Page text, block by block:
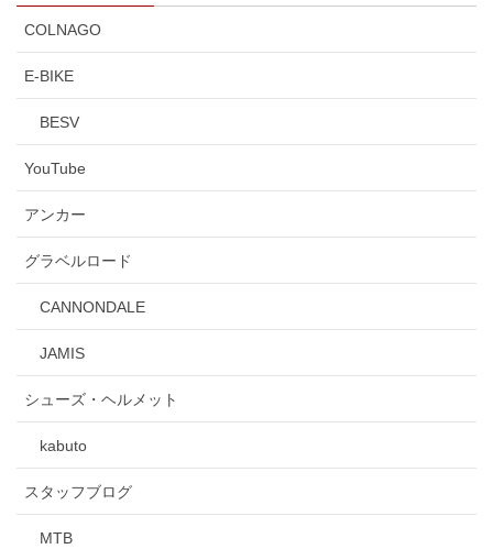
COLNAGO
E-BIKE
BESV
YouTube
アンカー
グラベルロード
CANNONDALE
JAMIS
シューズ・ヘルメット
kabuto
スタッフブログ
MTB